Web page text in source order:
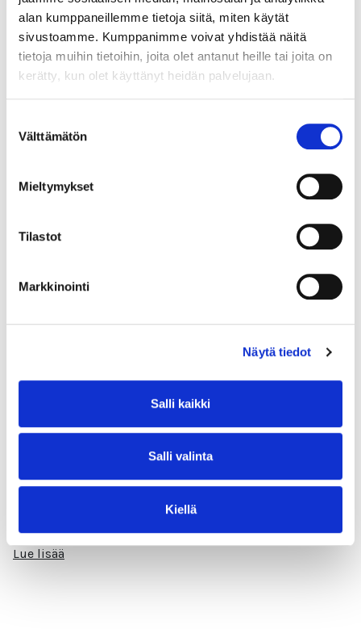
alan kumppaneillemme tietoja siitä, miten käytät
sivustoamme. Kumppanimme voivat yhdistää näitä
tietoja muihin tietoihin, joita olet antanut heille tai joita on
kerätty, kun olet käyttänyt heidän palvelujaan.
valinta
Välttämätön
Mieltymykset
Tilastot
Markkinointi
Näytä tiedot
Salli kaikki
Salli valinta
Kiellä
Lue lisää
Kehittämishankkeen toteuttaminen
Moduuli 2: Kehittämishankkeen toteuttaminen ja
toteuttamisen, täytyy päättää projektipäällikkö ja hänen
Lue lisää
Kehittämishankkeen suunnittelu ja
organisointi Moduulin aiheina: Suunnittelu
Henkilöresurssit Budjetointi Tavoiteltavat tulokset
Hankkeen suunnittelu ja organisointi on tärkeä osa
Lue lisää